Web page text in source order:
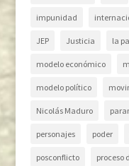
impunidad
JEP Justicia la
modelo económico
modelo político
Nicolás Maduro
personajes poder
posconflicto proceso